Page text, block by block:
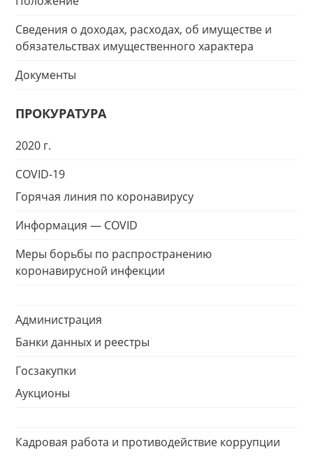
Сведения о доходах, расходах, об имуществе и
обязательствах имущественного характера
Документы
ПРОКУРАТУРА
2020 г.
COVID-19
Горячая линия по коронавирусу
Информация — COVID
Меры борьбы по распространению
коронавирусной инфекции
Администрация
Банки данных и реестры
Госзакупки
Аукционы
Кадровая работа и противодействие коррупции